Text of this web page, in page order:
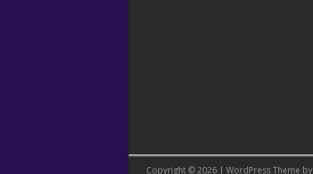
Copyright © 2026 | WordPress Theme by